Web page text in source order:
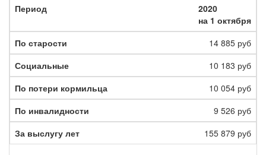
2020
на 1 октября
14 885 руб
10 183 руб
10 054 руб
9 526 руб
155 879 руб